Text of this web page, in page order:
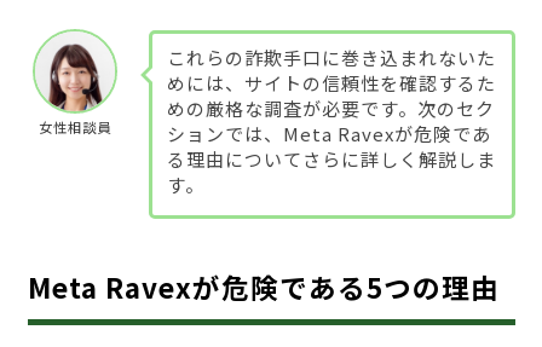
女性相談員
これらの詐欺手口に巻き込まれないた
めには、サイトの信頼性を確認するた
めの厳格な調査が必要です。次のセク
ションでは、Meta Ravexが危険であ
る理由についてさらに詳しく解説しま
す。
Meta Ravexが危険である5つの理由